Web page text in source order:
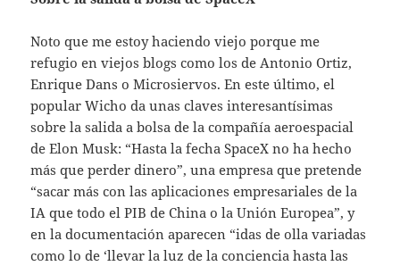
Noto que me estoy haciendo viejo porque me
refugio en viejos blogs como los de Antonio Ortiz,
Enrique Dans o Microsiervos. En este último, el
popular Wicho da unas claves interesantísimas
sobre la salida a bolsa de la compañía aeroespacial
de Elon Musk: “Hasta la fecha SpaceX no ha hecho
más que perder dinero”, una empresa que pretende
“sacar más con las aplicaciones empresariales de la
IA que todo el PIB de China o la Unión Europea”, y
en la documentación aparecen “idas de olla variadas
como lo de ‘llevar la luz de la conciencia hasta las